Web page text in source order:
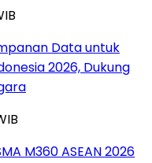
Data untuk
2026, Dukung
M360 ASEAN 2026